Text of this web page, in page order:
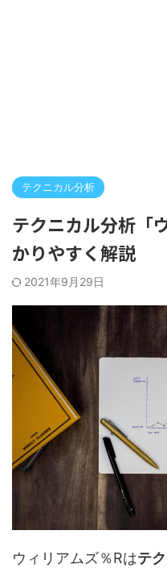
テクニカル分析
テクニカル分析「
かりやすく解説
2021年9月29日
ウィリアムズ％Rはテ